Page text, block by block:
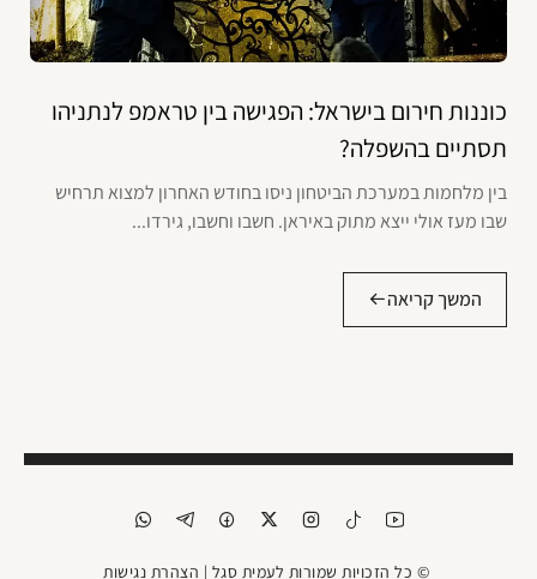
כוננות חירום בישראל: הפגישה בין טראמפ לנתניהו
תסתיים בהשפלה?
בין מלחמות במערכת הביטחון ניסו בחודש האחרון למצוא תרחיש
שבו מעז אולי ייצא מתוק באיראן. חשבו וחשבו, גירדו...
המשך קריאה
© כל הזכויות שמורות לעמית סגל | הצהרת נגישות